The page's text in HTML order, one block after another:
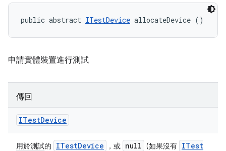
public abstract ITestDevice allocateDevice ()
申請實體裝置進行測試
傳回
ITestDevice
用於測試的 ITestDevice ，或 null (如果沒有 ITest